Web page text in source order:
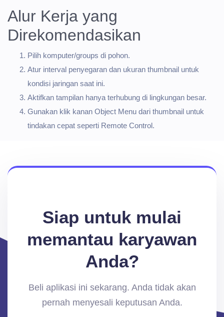
Alur Kerja yang
Direkomendasikan
Pilih komputer/groups di pohon.
Atur interval penyegaran dan ukuran thumbnail untuk
kondisi jaringan saat ini.
Aktifkan tampilan hanya terhubung di lingkungan besar.
Gunakan klik kanan Object Menu dari thumbnail untuk
tindakan cepat seperti Remote Control.
Siap untuk mulai
memantau karyawan
Anda?
Beli aplikasi ini sekarang. Anda tidak akan
pernah menyesali keputusan Anda.